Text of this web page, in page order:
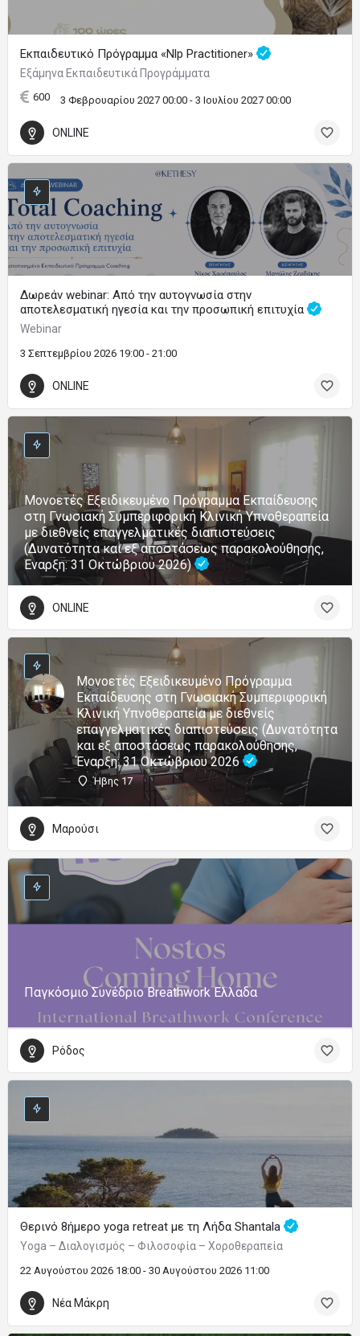
Εκπαιδευτικό Πρόγραμμα «Nlp Practitioner»
Εξάμηνα Εκπαιδευτικά Προγράμματα
600 3 Φεβρουαρίου 2027 00:00 - 3 Ιουλίου 2027 00:00
ONLINE
Δωρεάν webinar: Από την αυτογνωσία στην
αποτελεσματική ηγεσία και την προσωπική επιτυχία
Webinar
3 Σεπτεμβρίου 2026 19:00 - 21:00
ONLINE
Μονοετές Εξειδικευμένο Πρόγραμμα Εκπαίδευσης
στη Γνωσιακή Συμπεριφορική Κλινική Υπνοθεραπεία
με διεθνείς επαγγελματικές διαπιστεύσεις
(Δυνατότητα και εξ αποστάσεως παρακολούθησης,
Έναρξη: 31 Οκτώβριου 2026)
ONLINE
Μονοετές Εξειδικευμένο Πρόγραμμα
Εκπαίδευσης στη Γνωσιακή Συμπεριφορική
Κλινική Υπνοθεραπεία με διεθνείς
επαγγελματικές διαπιστεύσεις (Δυνατότητα
και εξ αποστάσεως παρακολούθησης,
Έναρξη: 31 Οκτώβριου 2026
Ήβης 17
Μαρούσι
Παγκόσμιο Συνέδριο Breathwork Ελλαδα
Ρόδος
Θερινό 8ήμερο yoga retreat με τη Λήδα Shantala
Yoga – Διαλογισμός – Φιλοσοφία – Χοροθεραπεία
22 Αυγούστου 2026 18:00 - 30 Αυγούστου 2026 11:00
Νέα Μάκρη